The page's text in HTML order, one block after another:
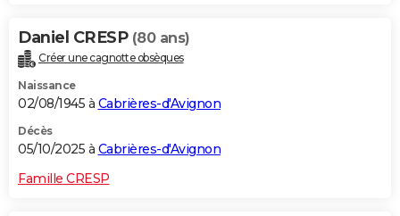
Daniel CRESP (80 ans)
Créer une cagnotte obsèques
Naissance
02/08/1945 à Cabrières-d'Avignon
Décès
05/10/2025 à Cabrières-d'Avignon
Famille CRESP